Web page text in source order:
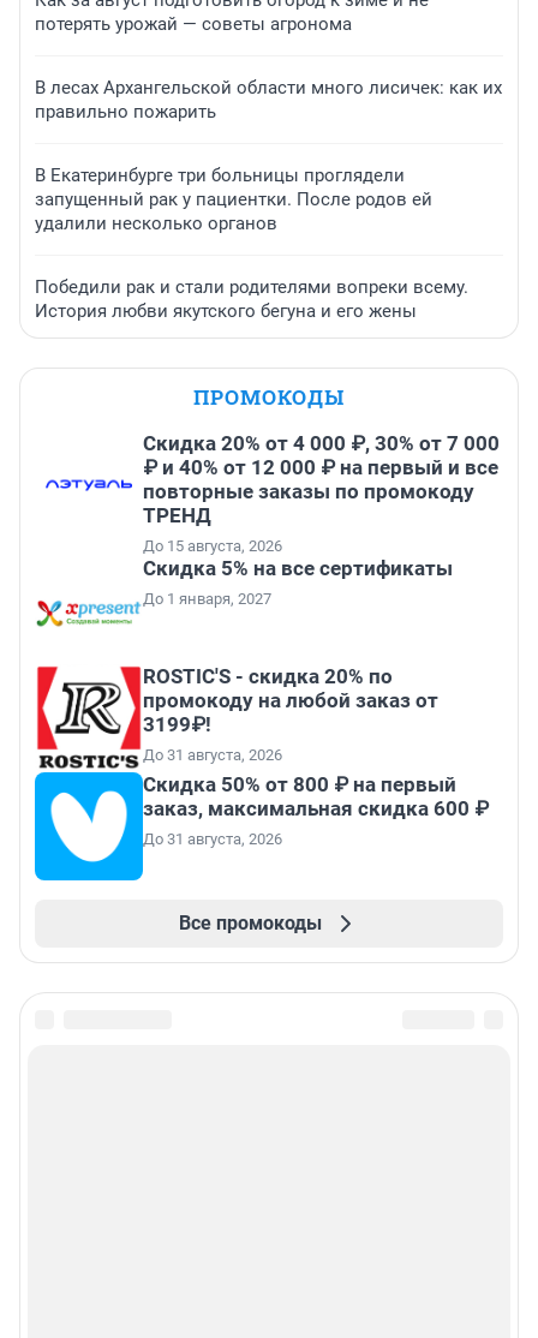
потерять урожай — советы агронома
В лесах Архангельской области много лисичек: как их
правильно пожарить
В Екатеринбурге три больницы проглядели
запущенный рак у пациентки. После родов ей
удалили несколько органов
Победили рак и стали родителями вопреки всему.
История любви якутского бегуна и его жены
ПРОМОКОДЫ
Скидка 20% от 4 000 ₽, 30% от 7 000
₽ и 40% от 12 000 ₽ на первый и все
повторные заказы по промокоду
ТРЕНД
До 15 августа, 2026
Скидка 5% на все сертификаты
До 1 января, 2027
ROSTIC'S - скидка 20% по
промокоду на любой заказ от
3199₽!
До 31 августа, 2026
Скидка 50% от 800 ₽ на первый
заказ, максимальная скидка 600 ₽
До 31 августа, 2026
Все промокоды